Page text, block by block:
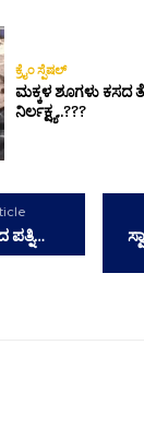
ಕ್ರೈಂ ಸ್ಪೆಷಲ್
ಮಕ್ಕಳ ಶೂಗಳು ಕಸದ
ನಿರ್ಲಕ್ಷ್ಯ..???